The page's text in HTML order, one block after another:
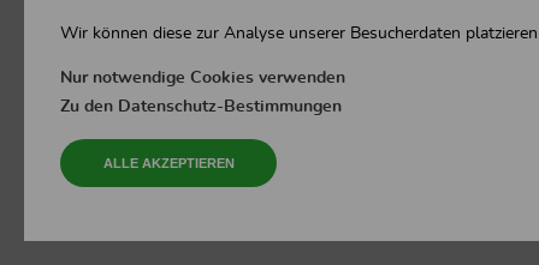
Wir können diese zur Analyse unserer Besucherdaten
Nur notwendige Cookies verwenden
Zu den Datenschutz-Bestimmungen
ALLE AKZEPTIEREN